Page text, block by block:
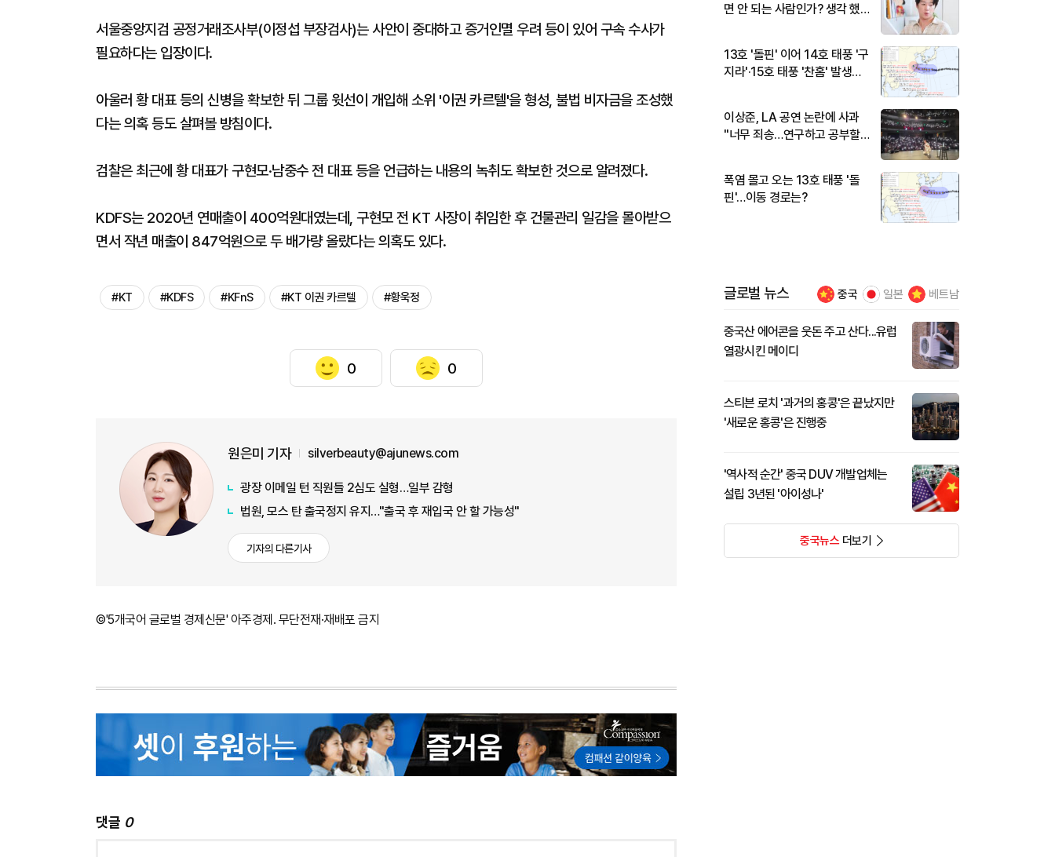
서울중앙지검 공정거래조사부(이정섭 부장검사)는 사안이 중대하고 증거인멸 우려 등이 있어 구속 수사가
필요하다는 입장이다.
아울러 황 대표 등의 신병을 확보한 뒤 그룹 윗선이 개입해 소위 '이권 카르텔'을 형성, 불법 비자금을 조성했
다는 의혹 등도 살펴볼 방침이다.
검찰은 최근에 황 대표가 구현모·남중수 전 대표 등을 언급하는 내용의 녹취도 확보한 것으로 알려졌다.
KDFS는 2020년 연매출이 400억원대였는데, 구현모 전 KT 사장이 취임한 후 건물관리 일감을 몰아받으
면서 작년 매출이 847억원으로 두 배가량 올랐다는 의혹도 있다.
#KT #KDFS #KFnS #KT 이권 카르텔 #황욱정
0 0
원은미 기자 silverbeauty@ajunews.com
광장 이메일 턴 직원들 2심도 실형…일부 감형
법원, 모스 탄 출국정지 유지…"출국 후 재입국 안 할 가능성"
기자의 다른기사
©'5개국어 글로벌 경제신문' 아주경제. 무단전재·재배포 금지
댓글 0
면 안 되는 사람인가? 생각 했
13호 '돌핀' 이어 14호 태풍 '구
지라'·15호 태풍 '찬홈' 발생…
이상준, LA 공연 논란에 사과
"너무 죄송…연구하고 공부할
폭염 몰고 오는 13호 태풍 '돌
핀'…이동 경로는?
글로벌 뉴스 중국 일본 베트남
중국산 에어콘을 웃돈 주고 산다...유럽
열광시킨 메이디
스티븐 로치 '과거의 홍콩'은 끝났지만
'새로운 홍콩'은 진행중
'역사적 순간' 중국 DUV 개발업체는
설립 3년된 '아이성나'
중국뉴스더보기